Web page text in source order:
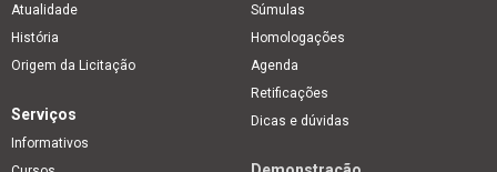
Atualidade
História
Origem da Licitação
Súmulas
Homologações
Agenda
Retificações
Dicas e dúvidas
Serviços
Informativos